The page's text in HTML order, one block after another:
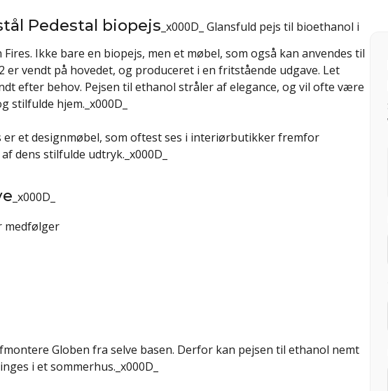
Pedestal biopejs _x000D_ Glansfuld pejs til bioethanol i
Ikke bare en biopejs, men et møbel, som også kan anvendes til
er vendt på hovedet, og produceret i en fritstående udgave. Let
efter behov. Pejsen til ethanol stråler af elegance, og vil ofte være
hjem._x000D_
er et designmøbel, som oftest ses i interiørbutikker fremfor
dens stilfulde udtryk._x000D_
_x000D_
medfølger
Globen fra selve basen. Derfor kan pejsen til ethanol nemt
i et sommerhus._x000D_